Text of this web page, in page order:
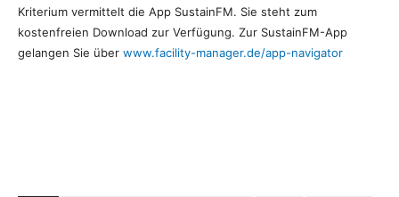
Kriterium vermittelt die App SustainFM. Sie steht zum
kostenfreien Download zur Verfügung. Zur SustainFM-App
gelangen Sie über www.facility-manager.de/app-navigator